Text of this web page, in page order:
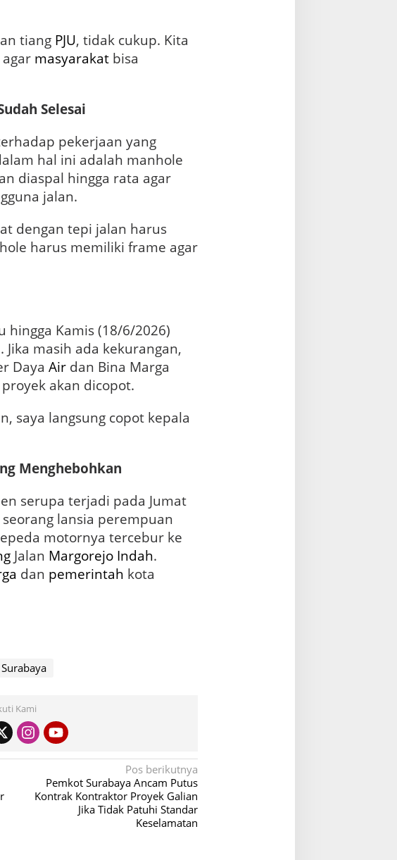
tiang PJU, tidak cukup. Kita
masyarakatbisa
Selesai
pekerjaan yang
hal ini adalah manhole
diaspal hingga rata agar
jalan.
dengan tepi jalan harus
harus memiliki frame agar
hingga Kamis (18/6/2026)
masih ada kekurangan,
Daya Airdan Bina Marga
proyek akan dicopot.
saya langsung copot kepala
Menghebohkan
serupa terjadi pada Jumat
lansia perempuan
motornya tercebur ke
Jalan Margorejo Indah.
dan pemerintah kota
Kami
Pos berikutnya
Pemkot Surabaya Ancam Putus
Kontrak Kontraktor Proyek Galian
Jika Tidak Patuhi Standar
Keselamatan